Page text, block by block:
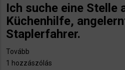
Ich suche eine Stelle
Küchenhilfe,
Staplerfahrer.
Tovább
suche
1 hozzászólás